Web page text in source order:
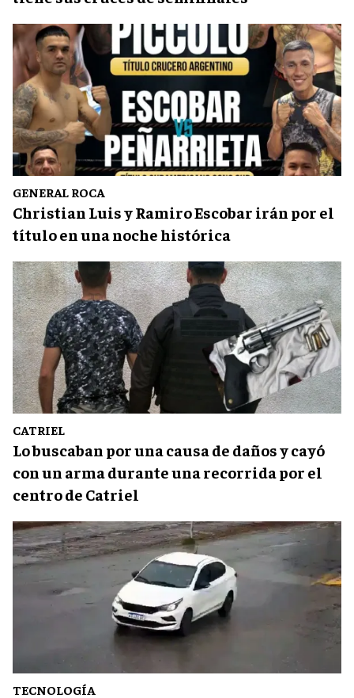
GENERAL ROCA
Christian Luis y Ramiro Escobar irán por el
título en una noche histórica
CATRIEL
Lo buscaban por una causa de daños y cayó
con un arma durante una recorrida por el
centro de Catriel
TECNOLOGÍA